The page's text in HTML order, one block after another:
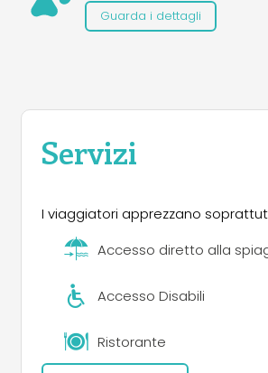
Guarda i dettagli
Servizi
I viaggiatori apprezzano
Accesso diretto alla
Accesso Disabili
Ristorante